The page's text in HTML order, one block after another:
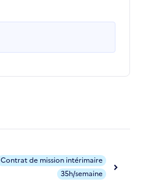
Contrat de mission intérimaire
35h/semaine